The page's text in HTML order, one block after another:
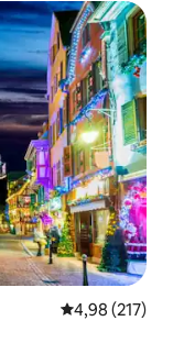
4,98 de
4,98 (217)